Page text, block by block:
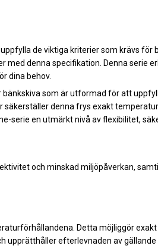
de viktiga kriterier som krävs
denna specifikation. Denna serie
dina behov.
som är utformad för att
denna frys exakt
serie en utmärkt nivå av flexibilitet,
och minskad miljöpåverkan,
Detta möjliggör
upprätthåller efterlevnaden av gällande